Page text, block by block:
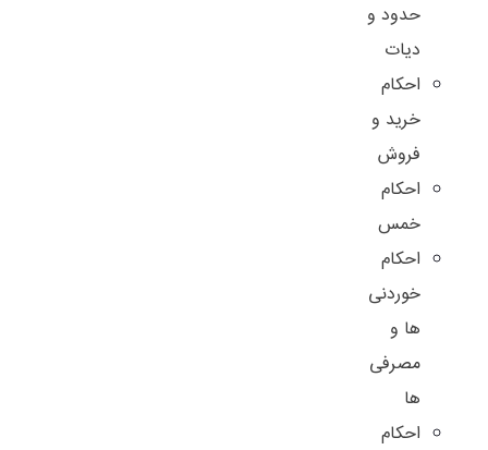
حدود و
دیات
احکام
خرید و
فروش
احکام
خمس
احکام
خوردنی
ها و
مصرفی
ها
احکام